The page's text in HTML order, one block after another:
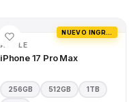
APPLE
iPhone 17 Pro Max
256GB 512GB 1TB